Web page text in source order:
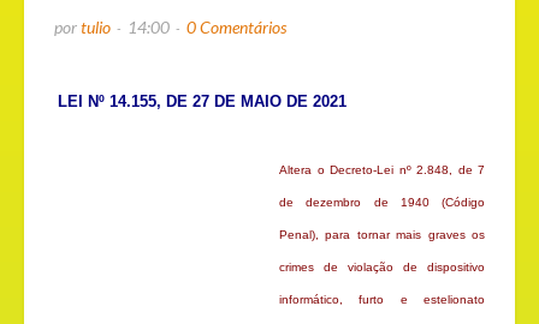
portulio 14:00 0 Comentários
LEI Nº 14.155, DE 27 DE MAIO DE 2021
Altera o Decreto-Lei nº 2.848, de 7
de dezembro de 1940 (Código
Penal), para tornar mais graves os
crimes de violação de dispositivo
informático, furto e estelionato